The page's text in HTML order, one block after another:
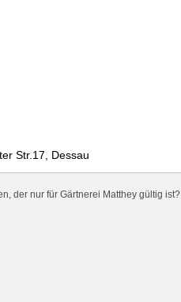
Str.17, Dessau
der nur für Gärtnerei Matthey gültig ist?